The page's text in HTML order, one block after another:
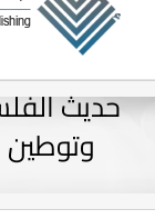
حديث
وتوطين